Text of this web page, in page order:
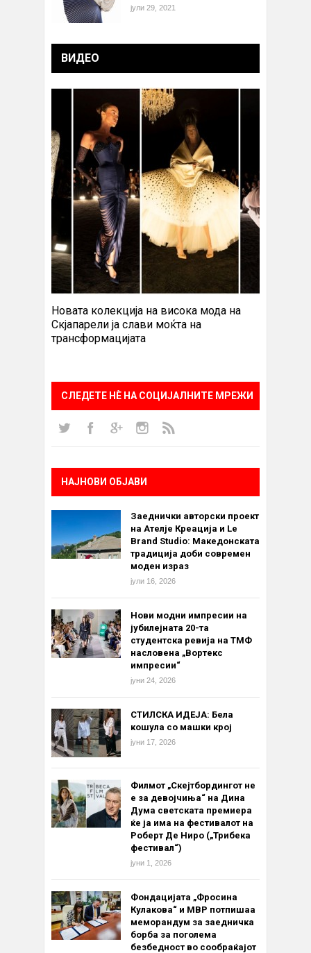
јули 29, 2021
ВИДЕО
Новата колекција на висока мода на
Скјапарели ја слави моќта на
трансформацијата
СЛЕДЕТЕ НÈ НА СОЦИЈАЛНИТЕ МРЕЖИ
НАЈНОВИ ОБЈАВИ
Заеднички авторски проект
на Ателје Креација и Le
Brand Studio: Македонската
традиција доби современ
моден израз
јули 16, 2026
Нови модни импресии на
јубилејната 20-та
студентска ревија на ТМФ
насловена „Вортекс
импресии“
јуни 24, 2026
СТИЛСКА ИДЕЈА: Бела
кошула со машки крој
јуни 17, 2026
Филмот „Скејтбордингот не
е за девојчиња“ на Дина
Дума светската премиера
ќе ја има на фестивалот на
Роберт Де Ниро („Трибека
фестивал“)
јуни 1, 2026
Фондацијата „Фросина
Кулакова“ и МВР потпишаа
меморандум за заедничка
борба за поголема
безбедност во сообраќајот